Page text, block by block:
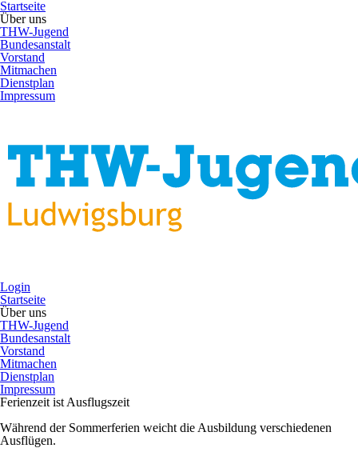
Startseite
Über uns
THW-Jugend
Bundesanstalt
Vorstand
Mitmachen
Dienstplan
Impressum
Login
Startseite
Über uns
THW-Jugend
Bundesanstalt
Vorstand
Mitmachen
Dienstplan
Impressum
Ferienzeit ist Ausflugszeit
Während der Sommerferien weicht die Ausbildung verschiedenen
Ausflügen.